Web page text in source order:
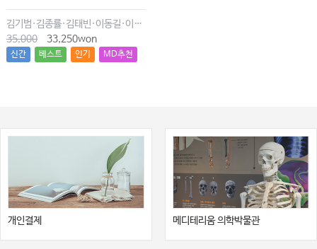
김기범·김종률·김태빈·이동길·이창현·최윤종
35,000
33,250won
신간 베스트 인기 MD추천
개인결제 메디테리움 의학박물관